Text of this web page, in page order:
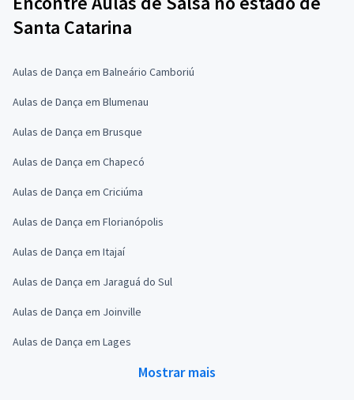
Santa Catarina
Aulas de Dança em Balneário Camboriú
Aulas de Dança em Blumenau
Aulas de Dança em Brusque
Aulas de Dança em Chapecó
Aulas de Dança em Criciúma
Aulas de Dança em Florianópolis
Aulas de Dança em Itajaí
Aulas de Dança em Jaraguá do Sul
Aulas de Dança em Joinville
Aulas de Dança em Lages
Mostrar mais